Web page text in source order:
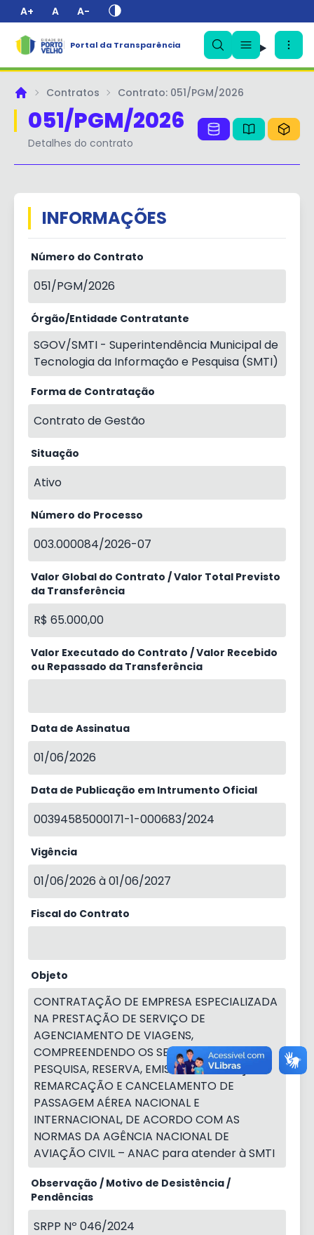
A+ A A-
Portal da Transparência
PrincipalContratos Contrato: 051/PGM/2026
051/PGM/2026
Detalhes do contrato
INFORMAÇÕES
Número do Contrato
051/PGM/2026
Órgão/Entidade Contratante
SGOV/SMTI - Superintendência Municipal de
Tecnologia da Informação e Pesquisa (SMTI)
Forma de Contratação
Contrato de Gestão
Situação
Ativo
Número do Processo
003.000084/2026-07
Valor Global do Contrato / Valor Total Previsto
da Transferência
R$ 65.000,00
Valor Executado do Contrato / Valor Recebido
ou Repassado da Transferência
Data de Assinatua
01/06/2026
Data de Publicação em Intrumento Oficial
00394585000171-1-000683/2024
Vigência
01/06/2026 à 01/06/2027
Fiscal do Contrato
Objeto
CONTRATAÇÃO DE EMPRESA ESPECIALIZADA
NA PRESTAÇÃO DE SERVIÇO DE
AGENCIAMENTO DE VIAGENS,
COMPREENDENDO OS SERVIÇOS DE
PESQUISA, RESERVA, EMISSÃO, MARCAÇÃO,
REMARCAÇÃO E CANCELAMENTO DE
PASSAGEM AÉREA NACIONAL E
INTERNACIONAL, DE ACORDO COM AS
NORMAS DA AGÊNCIA NACIONAL DE
AVIAÇÃO CIVIL – ANAC para atender à SMTI
Observação / Motivo de Desistência /
Pendências
SRPP Nº 046/2024
✕